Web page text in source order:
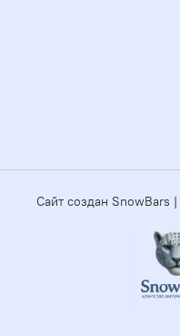
Сайт создан SnowBars